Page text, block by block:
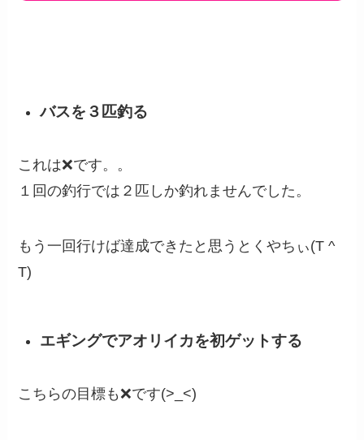
バスを３匹釣る
これは❌です。。
１回の釣行では２匹しか釣れませんでした。
もう一回行けば達成できたと思うとくやちぃ(T ^
T)
エギングでアオリイカを初ゲットする
こちらの目標も❌です(>_<)